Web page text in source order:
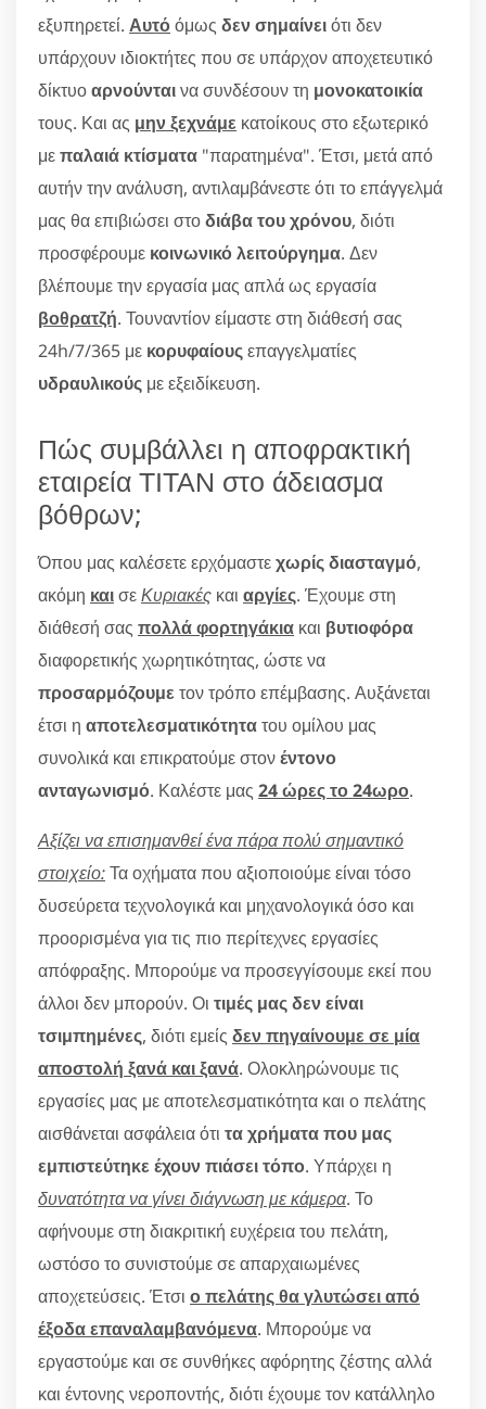
εξυπηρετεί. Αυτόόμως δεν σημαίνειότι δεν
υπάρχουν ιδιοκτήτες που σε υπάρχον αποχετευτικό
δίκτυοαρνούνταινα συνδέσουν τη μονοκατοικία
τους. Και ας μην ξεχνάμε κατοίκους στο εξωτερικό
μεπαλαιά κτίσματα "παρατημένα". Έτσι, μετά από
αυτήν την ανάλυση, αντιλαμβάνεστε ότι το επάγγελμά
μας θα επιβιώσει στοδιάβα του χρόνου, διότι
προσφέρουμε κοινωνικό λειτούργημα. Δεν
βλέπουμε την εργασία μας απλά ως εργασία
βοθρατζή. Τουναντίον είμαστε στη διάθεσή σας
24h/7/365 με κορυφαίουςεπαγγελματίες
υδραυλικούς με εξειδίκευση.
Πώς συμβάλλει η αποφρακτική
εταιρεία ΤΙΤΑΝ στο άδειασμα
βόθρων;
Όπου μας καλέσετε ερχόμαστεχωρίς διασταγμό,
ακόμη καισεΚυριακές και αργίες. Έχουμε στη
διάθεσή σας πολλά φορτηγάκια και βυτιοφόρα
διαφορετικής χωρητικότητας, ώστε να
προσαρμόζουμε τον τρόπο επέμβασης. Αυξάνεται
έτσι η αποτελεσματικότητατου ομίλου μας
συνολικά και επικρατούμε στονέντονο
ανταγωνισμό. Καλέστε μας 24 ώρες το 24ωρο.
Αξίζει να επισημανθεί ένα πάρα πολύ σημαντικό
στοιχείο:Τα οχήματα που αξιοποιούμε είναι τόσο
δυσεύρετα τεχνολογικά και μηχανολογικά όσο και
προορισμένα για τις πιο περίτεχνες εργασίες
απόφραξης. Μπορούμε να προσεγγίσουμε εκεί που
άλλοι δεν μπορούν. Οι τιμές μας δεν είναι
τσιμπημένες, διότι εμείς δεν πηγαίνουμε σε μία
αποστολή ξανά και ξανά. Ολοκληρώνουμε τις
εργασίες μας με αποτελεσματικότητα και ο πελάτης
αισθάνεται ασφάλεια ότι τα χρήματα που μας
εμπιστεύτηκε έχουν πιάσει τόπο. Υπάρχει η
δυνατότητα να γίνει διάγνωση με κάμερα. Το
αφήνουμε στη διακριτική ευχέρεια του πελάτη,
ωστόσο το συνιστούμε σε απαρχαιωμένες
αποχετεύσεις. Έτσι ο πελάτης θα γλυτώσει από
έξοδα επαναλαμβανόμενα. Μπορούμε να
εργαστούμε και σε συνθήκες αφόρητης ζέστης αλλά
και έντονης νεροποντής, διότι έχουμε τον κατάλληλο